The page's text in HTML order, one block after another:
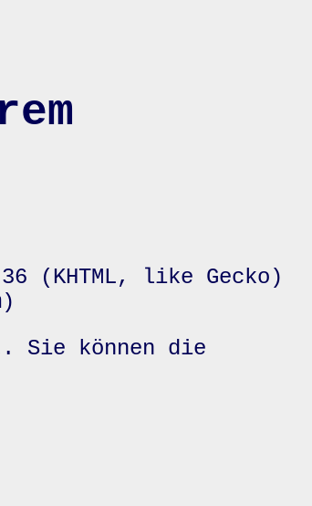
(KHTML, like Gecko)
Sie können die